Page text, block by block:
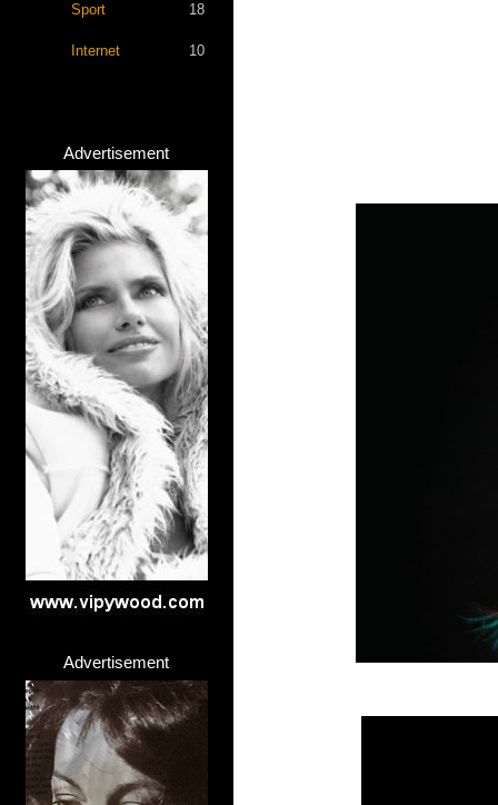
Sport 18
Internet 10
Advertisement
Advertisement